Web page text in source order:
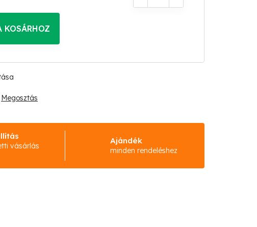
KOSÁRHOZ
vásárlás
Ajándék
minden rendeléshez
Megosztás